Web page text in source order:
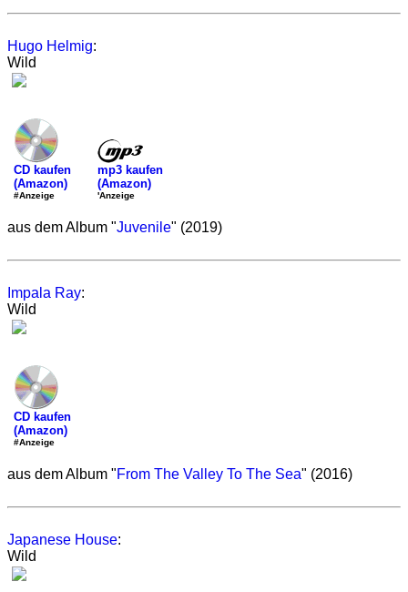
Hugo Helmig:
Wild
CD kaufen
(Amazon)
#Anzeige
mp3 kaufen
(Amazon)
'Anzeige
aus dem Album "Juvenile" (2019)
Impala Ray:
Wild
CD kaufen
(Amazon)
#Anzeige
aus dem Album "From The Valley To The Sea" (2016)
Japanese House:
Wild